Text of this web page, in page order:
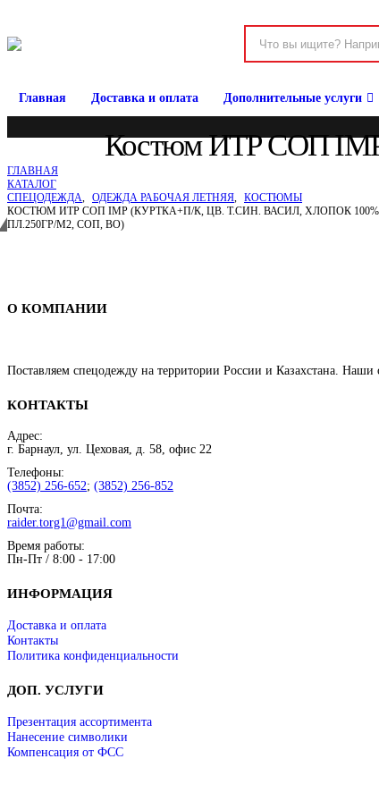
Главная Доставка и оплата Дополнительные услуги
Костюм ИТР СОП IMP
ГЛАВНАЯ
КАТАЛОГ
СПЕЦОДЕЖДА, ОДЕЖДА РАБОЧАЯ ЛЕТНЯЯ, КОСТЮМЫ
КОСТЮМ ИТР СОП IMP (КУРТКА+П/К, ЦВ. Т.СИН. ВАСИЛ, ХЛОПОК
ПЛ.250ГР/М2, СОП, ВО)
Спецодежда в Барнауле
О КОМПАНИИ
Поставляем спецодежду на территории России и Казахстана.
КОНТАКТЫ
Адрес:
г. Барнаул, ул. Цеховая, д. 58, офис 22
Телефоны:
(3852) 256-652; (3852) 256-852
Почта:
raider.torg1@gmail.com
Время работы:
Пн-Пт / 8:00 - 17:00
ИНФОРМАЦИЯ
Доставка и оплата
Контакты
Политика конфиденциальности
ДОП. УСЛУГИ
Презентация ассортимента
Нанесение символики
Компенсация от ФСС